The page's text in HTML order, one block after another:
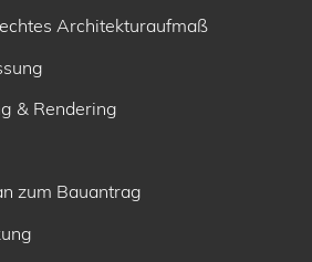
Architekturaufmaß
& Rendering
zum Bauantrag